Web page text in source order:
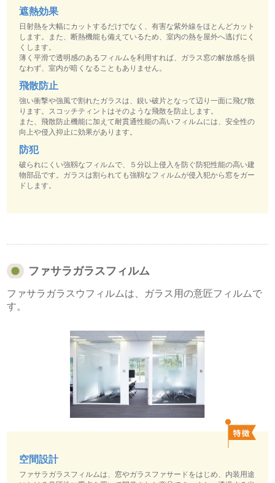
遮熱効果
日射熱を大幅にカットするだけでなく、有害な紫外線をほとんどカット
します。また、断熱機能も備えているため、室内の熱を屋外へ逃げにく
くします。
薄く平滑で透明感のあるフィルムを利用すれば、ガラス窓の解放感を損
なわず、室内が暗くなることもありません。
飛散防止
強い衝撃や強風で割れたガラスは、鋭い破片となって辺り一面に飛び散
ります。スコッチティントはそのような飛散を防止します。
また、飛散防止機能に加えて耐貫通性能の高いフィルムには、安全性の
向上や侵入抑止に効果があります。
防犯
破られにくい強靱なフィルムで、５分以上侵入を防ぐ防犯性能の高い建
物部品です。ガラスは割られても強靱なフィルムが侵入犯から窓をガー
ドします。
ファサラガラスフィルム
ファサラガラスウフィルムは、ガラス用の意匠フィルムで
す。
空間設計
ファサラガラスフィルムは、窓やガラスファサードをはじめ、内装用途